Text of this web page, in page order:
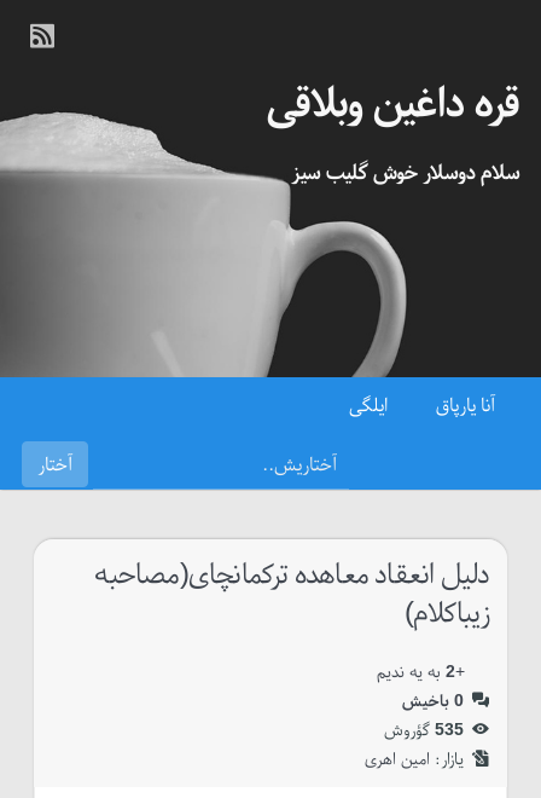
قره داغین وبلاقی
سلام دوسلار خوش گلیب سیز
آنا یارپاق ایلگی
دلیل انعقاد معاهده ترکمانچای(مصاحبه
زیباکلام)
+
2به یه ندیم
0باخیش
535گؤروش
یازار:‌ امین اهری